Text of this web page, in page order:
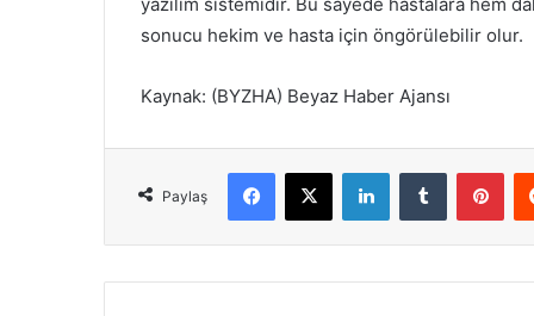
yazılım sistemidir. Bu sayede hastalara hem
sonucu hekim ve hasta için öngörülebilir olur.
Kaynak: (BYZHA) Beyaz Haber Ajansı
Paylaş